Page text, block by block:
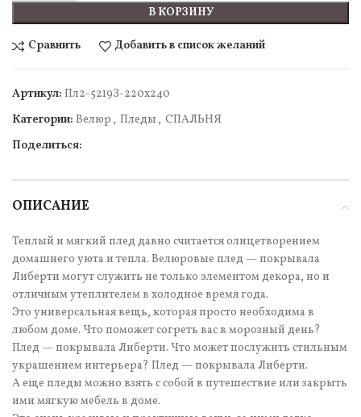
В КОРЗИНУ
Сравнить Добавить в список желаний
Артикул: Пл2-5219З-220х240
Категории: Велюр , Пледы , СПАЛЬНЯ
Поделиться:
ОПИСАНИЕ
Теплый и мягкий плед давно считается олицетворением
домашнего уюта и тепла. Велюровые плед — покрывала
Либерти могут служить не только элементом декора, но и
отличным утеплителем в холодное время года.
Это универсальная вещь, которая просто необходима в
любом доме. Что поможет согреть вас в морозный день?
Плед — покрывала Либерти. Что может послужить стильным
украшением интерьера? Плед — покрывала Либерти.
А еще пледы можно взять с собой в путешествие или закрыть
ими мягкую мебель в доме.